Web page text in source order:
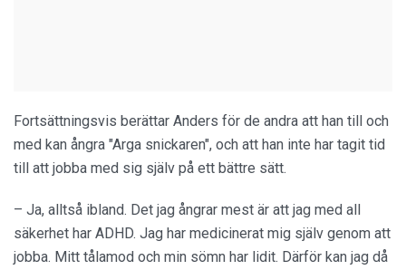
Fortsättningsvis berättar Anders för de andra att han till och
med kan ångra "Arga snickaren", och att han inte har tagit tid
till att jobba med sig själv på ett bättre sätt.
– Ja, alltså ibland. Det jag ångrar mest är att jag med all
säkerhet har ADHD. Jag har medicinerat mig själv genom att
jobba. Mitt tålamod och min sömn har lidit. Därför kan jag då